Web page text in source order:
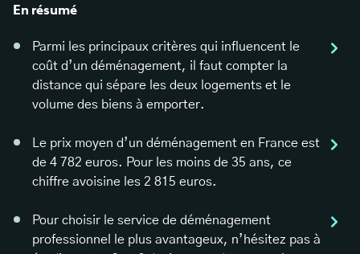
En résumé
Parmi les principaux critères qui influencent le
coût d’un déménagement, il faut compter la
distance qui sépare les deux logements et le
volume des biens à emporter.
Le prix moyen d’un déménagement en France est
de 4 782 euros. Pour les moins de 35 ans, ce
chiffre avoisine les 2 815 euros.
Pour choisir le service de déménagement
professionnel le plus avantageux, n’hésitez pas à